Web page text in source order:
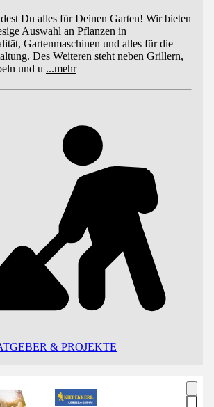
Du alles für Deinen Garten! Wir bieten
Auswahl an Pflanzen in
Gartenmaschinen und alles für die
Des Weiteren steht neben Grillern,
und u ...mehr
& PROJEKTE